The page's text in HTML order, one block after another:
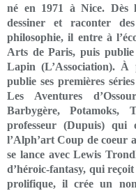
né en 1971 à Nice. Dès
dessiner et raconter
philosophie, il entre à
Arts de Paris, puis publie
Lapin (L’Association).
publie ses premières
Les Aventures
Barbygère,
professeur (Dupuis)
l’Alph’art Coup de coeur
se lance avec Lewis
d’héroic-fantasy, qui
prolifique, il crée un